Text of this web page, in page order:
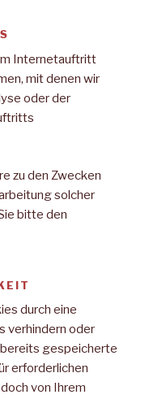
Internetauftritt
mit denen wir
oder der
zu den Zwecken
solcher
bitte den
durch eine
verhindern oder
bereits gespeicherte
erforderlichen
von Ihrem